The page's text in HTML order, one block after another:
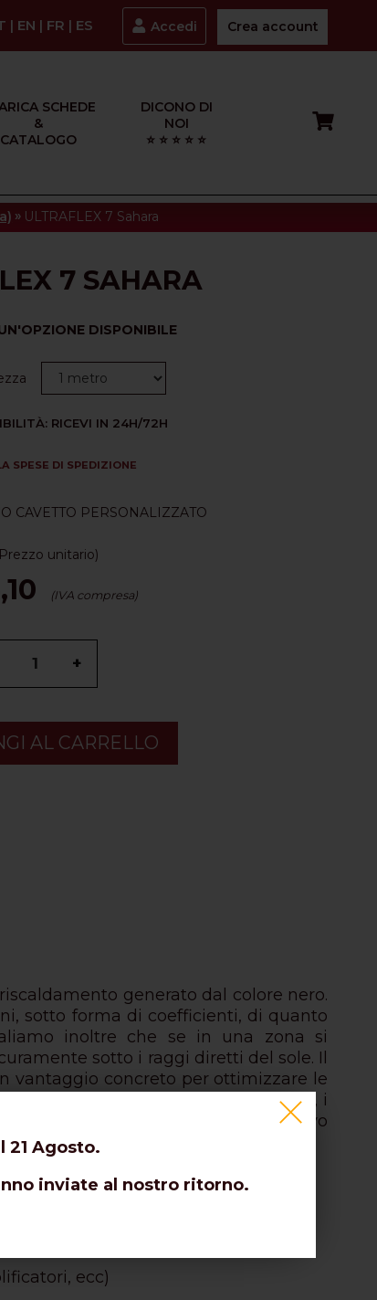
| EN | FR | ES Accedi Crea account
SCHEDE
&
CATALOGO
DICONO DI
NOI
⭐ ⭐ ⭐ ⭐ ⭐
» ULTRAFLEX 7 Sahara
7 SAHARA
DISPONIBILE
RICEVI IN 24H/72H
SPESE DI SPEDIZIONE
CAVETTO PERSONALIZZATO
unitario)
(IVA compresa)
+
AL CARRELLO
generato dal colore nero.
sotto forma di coefficienti, di quanto
inoltre che se in una zona si
sotto i raggi diretti del sole. Il
vantaggio concreto per ottimizzare le
notevoli benefici. In aggiunta a ciò, i
ogni volta che vedono un cavo
anzichè 10,3mm).
ecc)
21 Agosto.
inviate al nostro ritorno.